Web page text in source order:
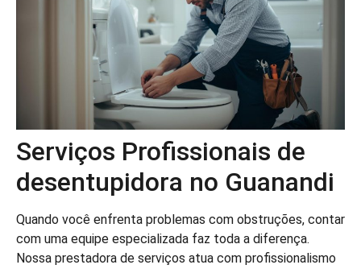
Serviços Profissionais de
desentupidora no Guanandi
Quando você enfrenta problemas com obstruções, contar
com uma equipe especializada faz toda a diferença.
Nossa prestadora de serviços atua com profissionalismo